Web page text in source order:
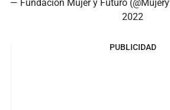
— Fundación Mujer y Futuro
2022
PUBLICIDAD